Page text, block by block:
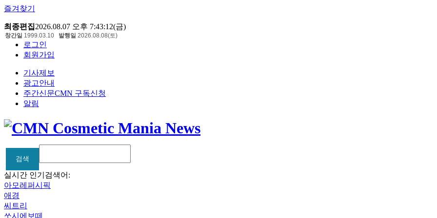
즐겨찾기
최종편집2026.08.07 오후 7:43:12(금)
로그인
회원가입
기사제보
광고안내
주간신문CMN 구독신청
알림
창간일 1999.03.10 발행일 2026.08.08(토)
검색
검색
실시간 인기검색어:
아모레퍼시픽
애경
씨트리
쏘시에보떼